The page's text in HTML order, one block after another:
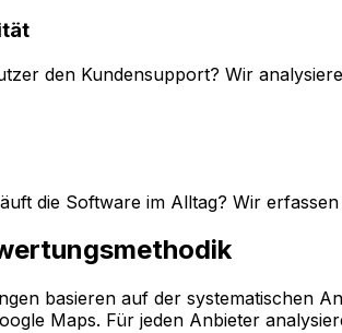
den Kundensupport? Wir
die Software im Alltag? Wir
basieren auf der systematischen
Maps. Für jeden Anbieter